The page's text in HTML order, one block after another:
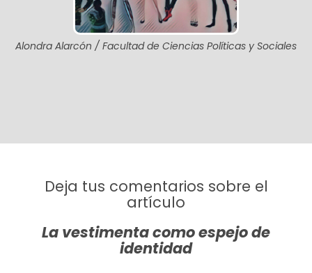
Alondra Alarcón / Facultad de Ciencias Políticas y Sociales
Deja tus comentarios sobre el
artículo
La vestimenta como espejo de
identidad